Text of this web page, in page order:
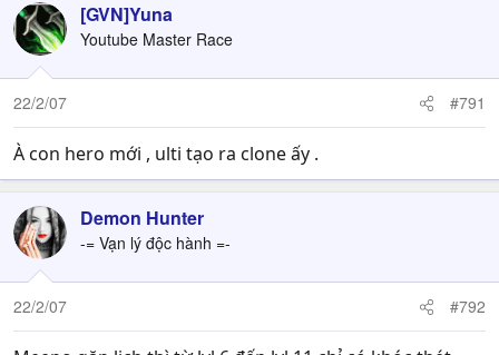
[GVN]Yuna
Youtube Master Race
22/2/07 #791
À con hero mới , ulti tạo ra clone ấy .
Demon Hunter
-= Vạn lý độc hành =-
22/2/07 #792